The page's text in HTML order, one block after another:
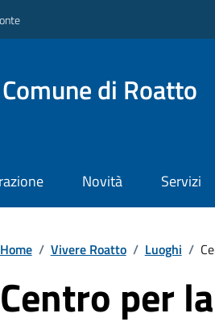
Comune di Roatto
Novità Servizi
Home / Vivere Roatto / Luoghi /
Centro per